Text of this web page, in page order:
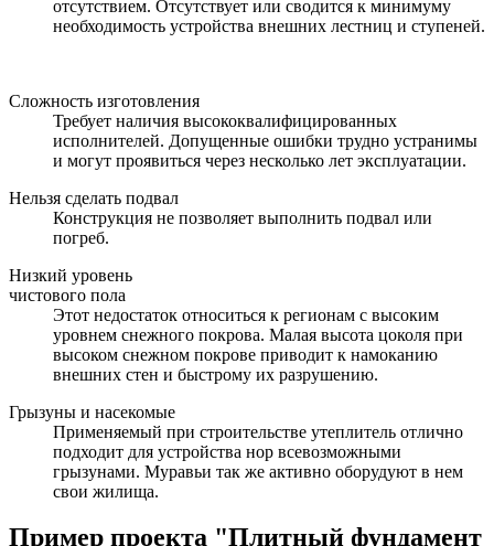
отсутствием. Отсутствует или сводится к минимуму
необходимость устройства внешних лестниц и ступеней.
Сложность изготовления
Требует наличия высококвалифицированных
исполнителей. Допущенные ошибки трудно устранимы
и могут проявиться через несколько лет эксплуатации.
Нельзя сделать подвал
Конструкция не позволяет выполнить подвал или
погреб.
Низкий уровень
чистового пола
Этот недостаток относиться к регионам с высоким
уровнем снежного покрова. Малая высота цоколя при
высоком снежном покрове приводит к намоканию
внешних стен и быстрому их разрушению.
Грызуны и насекомые
Применяемый при строительстве утеплитель отлично
подходит для устройства нор всевозможными
грызунами. Муравьи так же активно оборудуют в нем
свои жилища.
Пример проекта "Плитный фундамент